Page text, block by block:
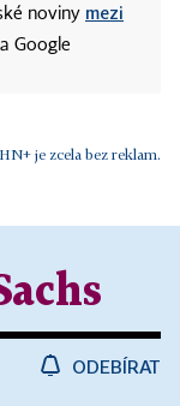
noviny mezi
Google
je zcela bez reklam.
ODEBÍRAT